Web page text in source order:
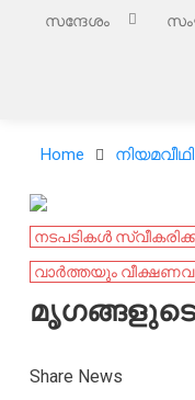
സന്ദേശം
Home നിയമവീഥി
നടപടികൾ
വാർത്തയും
മൃഗങ്ങളുടെ
Share News